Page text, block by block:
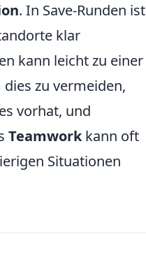
. In Save-Runden ist
klar
kann leicht zu einer
zu vermeiden,
vorhat, und
Teamworkkann oft
Situationen